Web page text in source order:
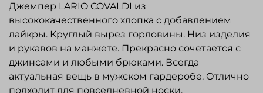
Джемпер LARIO COVALDI из
высококачественного хлопка с добавлением
лайкры. Круглый вырез горловины. Низ изделия
и рукавов на манжете. Прекрасно сочетается с
джинсами и любыми брюками. Всегда
актуальная вещь в мужском гардеробе. Отлично
подходит для повседневной носки.